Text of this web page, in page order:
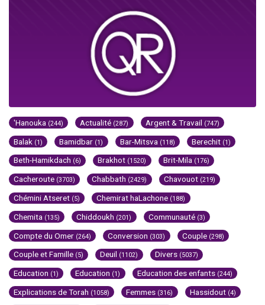
'Hanouka (244) Actualité (287) Argent & Travail (747)
Balak (1) Bamidbar (1) Bar-Mitsva (118) Berechit (1)
Beth-Hamikdach (6) Brakhot (1520) Brit-Mila (176)
Cacheroute (3703) Chabbath (2429) Chavouot (219)
Chémini Atseret (5) Chemirat haLachone (188)
Chemita (135) Chiddoukh (201) Communauté (3)
Compte du Omer (264) Conversion (303) Couple (298)
Couple et Famille (5) Deuil (1102) Divers (5037)
Education (1) Education (1) Education des enfants (244)
Explications de Torah (1058) Femmes (316) Hassidout (4)